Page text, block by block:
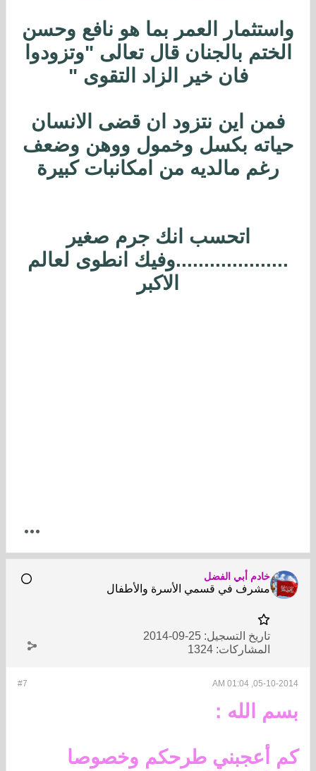
واستثمار العمر بما هو نافع وحسن
الختم بالجنان قال تعالى "وتزودوا
فان خير الزاد التقوى "
فمن اين نتزود ان قضى الانسان
حياته بكسل وخمول ووهن وضعف
رغم مالديه من امكانبات كبيرة
اتحسب انك جرم صغير
....................وفيك انطوى لعالم
الاكبر
خادم أبي الفضل
مشرف في قسمي الأسرة والأطفال
تاريخ التسجيل: 25-09-2014
المشاركات: 1324
#7 05-10-2014, 01:04 AM
بسم الله :
كم أعجبني طرحكم وخصوصا